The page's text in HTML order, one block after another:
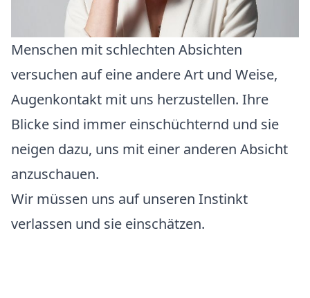
Menschen mit schlechten Absichten
versuchen auf eine andere Art und Weise,
Augenkontakt mit uns herzustellen. Ihre
Blicke sind immer einschüchternd und sie
neigen dazu, uns mit einer anderen Absicht
anzuschauen.
Wir müssen uns auf unseren Instinkt
verlassen und sie einschätzen.